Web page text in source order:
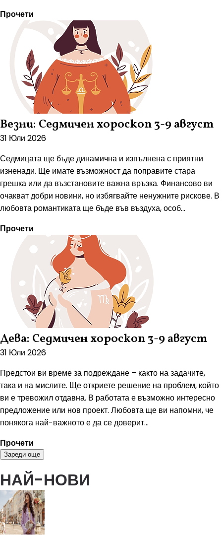
Прочети
Везни: Седмичен хороскоп 3-9 август
31 Юли 2026
Седмицата ще бъде динамична и изпълнена с приятни
изненади. Ще имате възможност да поправите стара
грешка или да възстановите важна връзка. Финансово ви
очакват добри новини, но избягвайте ненужните рискове. В
любовта романтиката ще бъде във въздуха, особ...
Прочети
Дева: Седмичен хороскоп 3-9 август
31 Юли 2026
Предстои ви време за подреждане – както на задачите,
така и на мислите. Ще откриете решение на проблем, който
ви е тревожил отдавна. В работата е възможно интересно
предложение или нов проект. Любовта ще ви напомни, че
понякога най-важното е да се доверит...
Прочети
Зареди още
НАЙ-НОВИ